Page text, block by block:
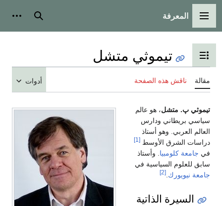
القائمة الرئيسية
المعرفة بحث
تبديل عرض جدول المحتويات
تيموثي متشل
مقالة ناقش هذه الصفحة أدوات
تيموثي پ. متشل، هو عالم
سياسي بريطاني ودارس
العالم العربي. وهو أستاذ
دراسات الشرق الأوسط [1]
في جامعة كلومبيا . وأستاذ
سابق للعلوم السياسية في
جامعة نيويورك [2]
السيرة الذاتية